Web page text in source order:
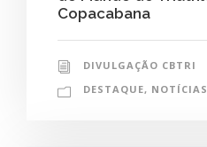
Copacabana
DIVULGAÇÃO CBTRI
DESTAQUE, NOTÍCIAS